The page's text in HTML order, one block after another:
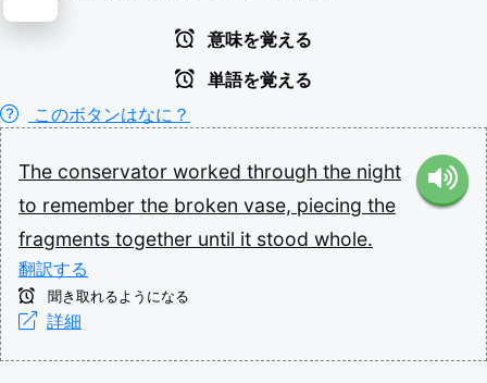
意味を覚える
単語を覚える
このボタンはなに？
The conservator worked through the night
to remember the broken vase, piecing the
fragments together until it stood whole.
翻訳する
聞き取れるようになる
詳細